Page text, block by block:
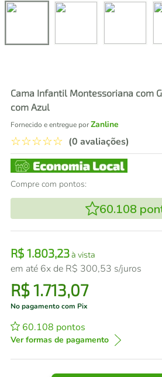
Cama Infantil Montessoriana com
com Azul
Fornecido e entregue porZanline
☆☆☆☆☆ (0 avaliações)
Compre com pontos:
60.108
R$ 1.803,23à vista
em até 6x de R$ 300,53 s/juros
R$1.713,07
No pagamento com Pix
60.108 pontos
Ver formas de pagamento
perfume